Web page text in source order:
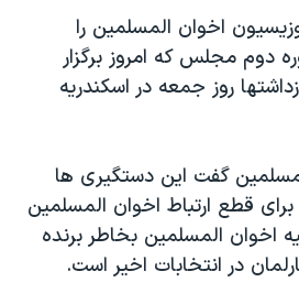
۲۰۲۴
عضو اپوزيسيون اخوان المسلمين را
دوم مجلس که امروز برگزار
روز جمعه در اسکندريه
گفت اين دستگيری ها
قطع ارتباط اخوان المسلمين
اخوان المسلمين بخاطر برنده
در انتخابات اخير است.